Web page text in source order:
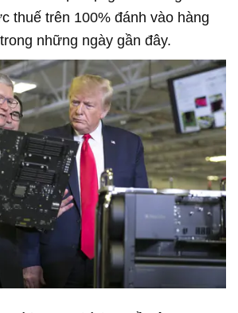
thuế trên 100% đánh vào hàng
những ngày gần đây.